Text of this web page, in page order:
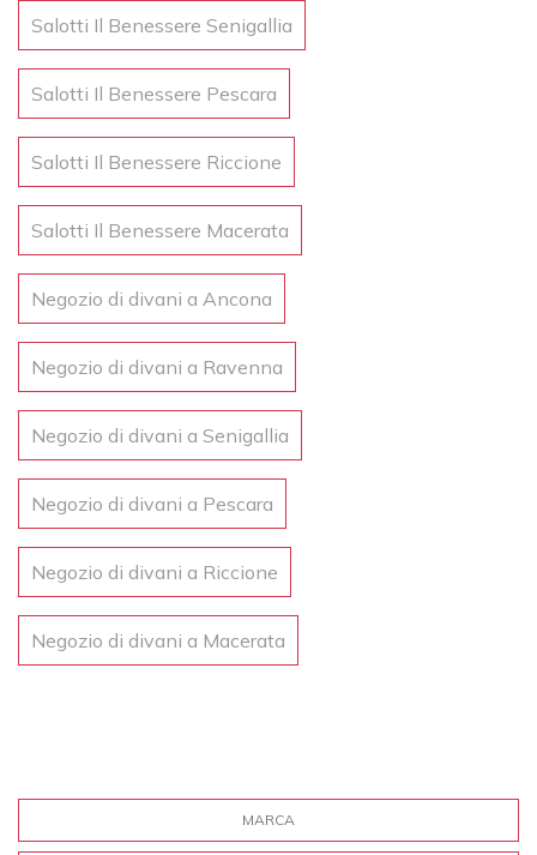
Salotti Il Benessere Senigallia
Salotti Il Benessere Pescara
Salotti Il Benessere Riccione
Salotti Il Benessere Macerata
Negozio di divani a Ancona
Negozio di divani a Ravenna
Negozio di divani a Senigallia
Negozio di divani a Pescara
Negozio di divani a Riccione
Negozio di divani a Macerata
MARCA